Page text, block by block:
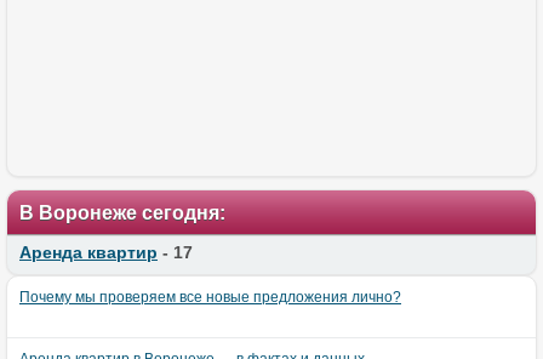
В Воронеже сегодня:
Аренда квартир - 17
Почему мы проверяем все новые предложения лично?